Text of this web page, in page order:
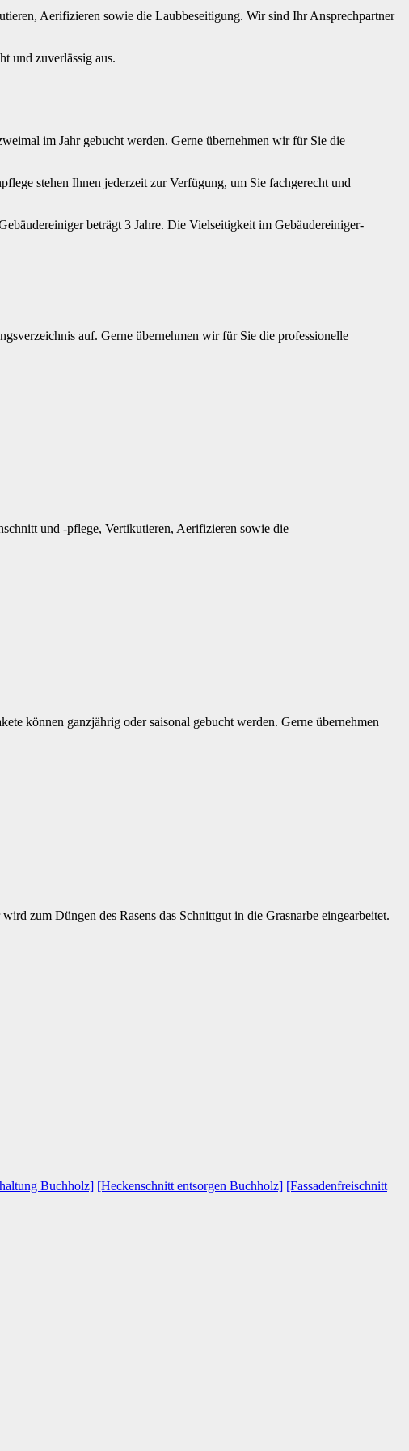
Aerifizieren sowie die Laubbeseitigung. Wir sind Ihr Ansprechpartner
und zuverlässig aus.
im Jahr gebucht werden. Gerne übernehmen wir für Sie die
stehen Ihnen jederzeit zur Verfügung, um Sie fachgerecht und
beträgt 3 Jahre. Die Vielseitigkeit im Gebäudereiniger-
auf. Gerne übernehmen wir für Sie die professionelle
und -pflege, Vertikutieren, Aerifizieren sowie die
können ganzjährig oder saisonal gebucht werden. Gerne übernehmen
zum Düngen des Rasens das Schnittgut in die Grasnarbe eingearbeitet.
Buchholz] [Heckenschnitt entsorgen Buchholz] [Fassadenfreischnitt